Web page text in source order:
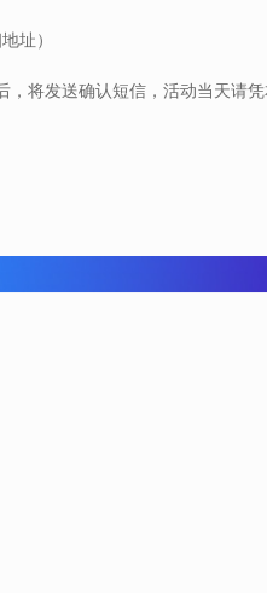
址）
将发送确认短信，活动当天请